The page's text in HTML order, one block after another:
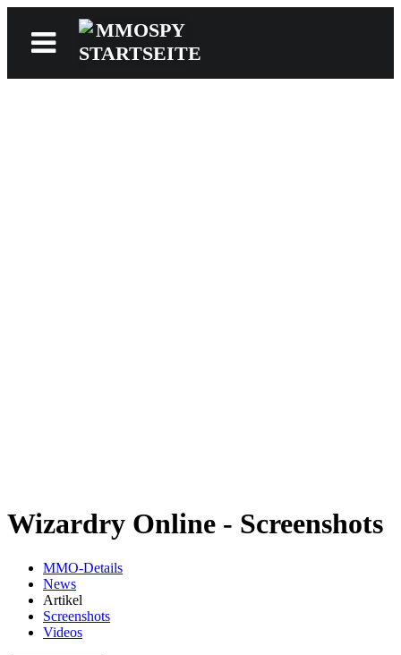
Wizardry Online - Screenshots
MMO-Details
News
Artikel
Screenshots
Videos